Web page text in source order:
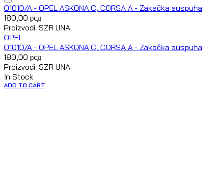
O1010/A - OPEL ASKONA C, CORSA A - Zakačka auspuha
180,00 рсд
Proizvodi: SZR UNA
OPEL
O1010/A - OPEL ASKONA C, CORSA A - Zakačka auspuha
180,00 рсд
Proizvodi: SZR UNA
In Stock
ADD TO CART